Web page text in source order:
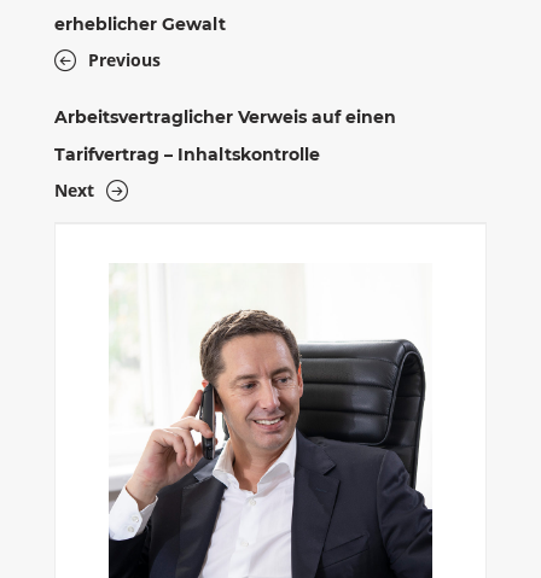
erheblicher Gewalt
Previous
Arbeitsvertraglicher Verweis auf einen
Tarifvertrag – Inhaltskontrolle
Next